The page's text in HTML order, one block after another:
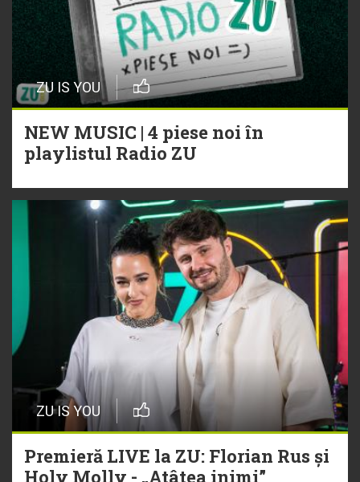
ZU IS YOU
NEW MUSIC | 4 piese noi în
playlistul Radio ZU
ZU IS YOU
Premieră LIVE la ZU: Florian Rus și
Holy Molly - „Atâtea inimi”